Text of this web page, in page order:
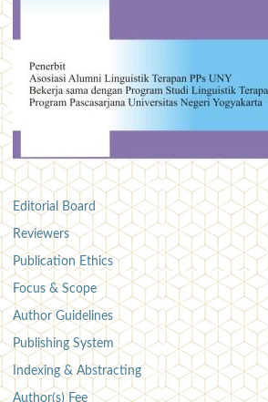
Editorial Board
Reviewers
Publication Ethics
Focus & Scope
Author Guidelines
Publishing System
Indexing & Abstracting
Author(s) Fee